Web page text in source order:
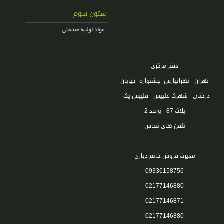
ستون سوم
مواد اولیه صنعتی
دفتر مرکزی
تهران - تهرانپارس- جشنواره -خیابان
درختی - شهرک فلیپس - فلیپس یک -
پلاک 87 - واحد 2
تلفن های تماس
مدیرت فروش خانم دیاری
09336158756
02177146880
02177146871
02177146880